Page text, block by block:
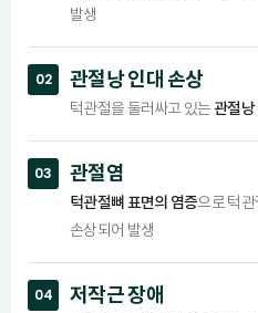
발생
02 관절낭 인대 손상
턱관절을 둘러싸고 있는 관절
03 관절염
턱관절뼈 표면의 염증으로 턱
손상되어 발생
04 저작근 장애